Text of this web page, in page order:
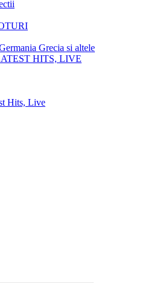
Grecia si altele
HITS, LIVE
Hits, Live